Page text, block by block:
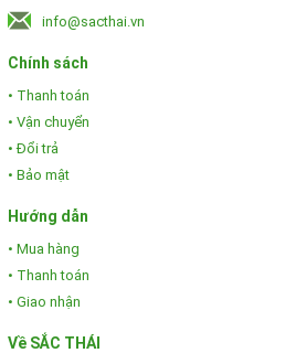
info@sacthai.vn
Chính sách
• Thanh toán
• Vận chuyển
• Đổi trả
• Bảo mật
Hướng dẫn
• Mua hàng
• Thanh toán
• Giao nhận
Về SẮC THÁI